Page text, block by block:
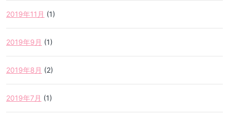
2019年11月 (1)
2019年9月 (1)
2019年8月 (2)
2019年7月 (1)